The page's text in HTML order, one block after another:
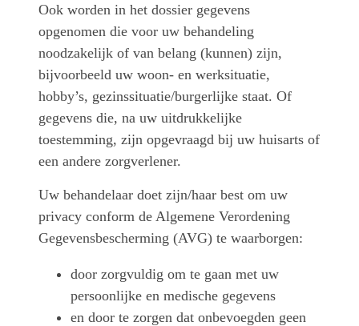
Ook worden in het dossier gegevens
opgenomen die voor uw behandeling
noodzakelijk of van belang (kunnen) zijn,
bijvoorbeeld uw woon- en werksituatie,
hobby’s, gezinssituatie/burgerlijke staat. Of
gegevens die, na uw uitdrukkelijke
toestemming, zijn opgevraagd bij uw huisarts of
een andere zorgverlener.
Uw behandelaar doet zijn/haar best om uw
privacy conform de Algemene Verordening
Gegevensbescherming (AVG) te waarborgen:
door zorgvuldig om te gaan met uw
persoonlijke en medische gegevens
en door te zorgen dat onbevoegden geen